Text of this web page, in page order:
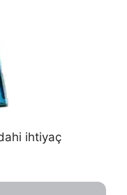
ihtiyaç